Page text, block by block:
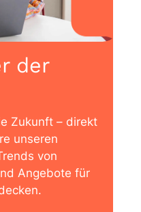
der
Zukunft – direkt
unseren
von
Angebote für